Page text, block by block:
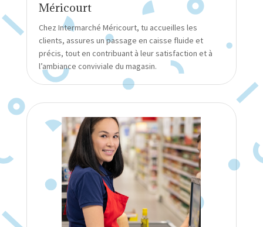
Méricourt
Chez Intermarché Méricourt, tu accueilles les
clients, assures un passage en caisse fluide et
précis, tout en contribuant à leur satisfaction et à
l’ambiance conviviale du magasin.